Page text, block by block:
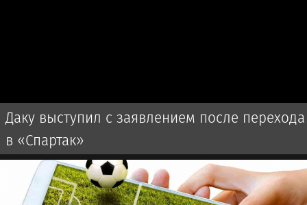
Даку выступил с заявлением после перехода
в «Спартак»